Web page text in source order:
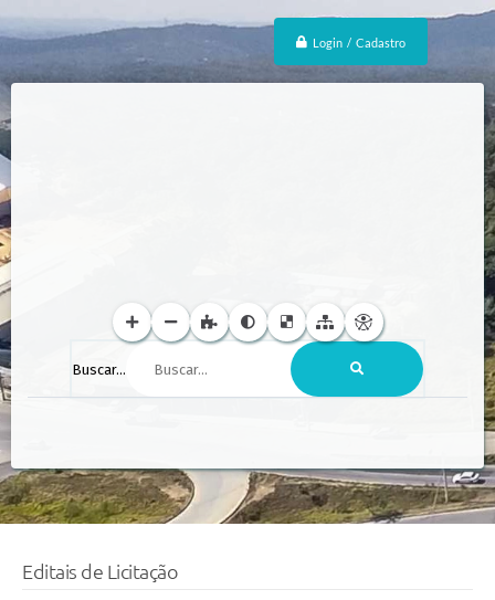
Login / Cadastro
Buscar...
Editais de Licitação